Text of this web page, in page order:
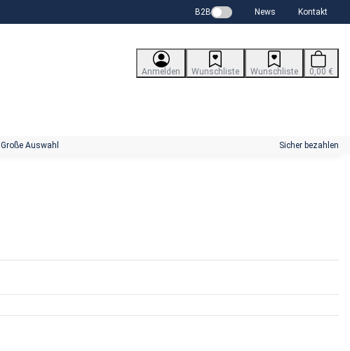
B2B News Kontakt
Anmelden Wunschliste Wunschliste 0,00 €
Große Auswahl Sicher bezahlen